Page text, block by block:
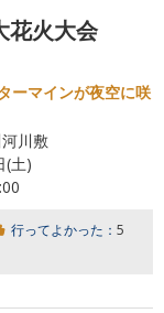
花火大会
ーマインが夜空に咲
川敷
(土)
行ってよかった： 5